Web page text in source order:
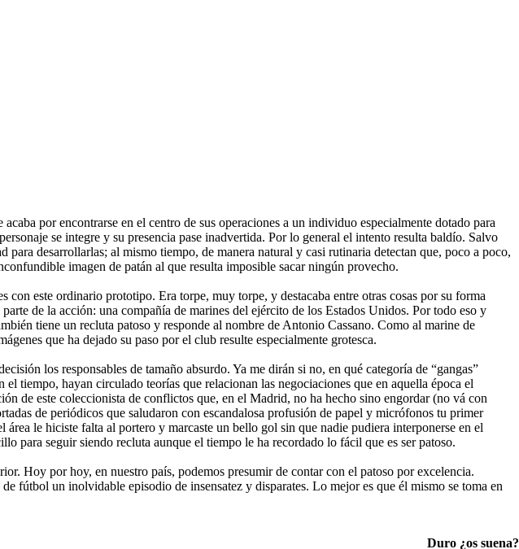
por encontrarse en el centro de sus operaciones a un individuo especialmente dotado para
se integre y su presencia pase inadvertida. Por lo general el intento resulta baldío. Salvo
para desarrollarlas; al mismo tiempo, de manera natural y casi rutinaria detectan que, poco a poco,
imagen de patán al que resulta imposible sacar ningún provecho.
este ordinario prototipo. Era torpe, muy torpe, y destacaba entre otras cosas por su forma
de la acción: una compañía de marines del ejército de los Estados Unidos. Por todo eso y
tiene un recluta patoso y responde al nombre de Antonio Cassano. Como al marine de
que ha dejado su paso por el club resulte especialmente grotesca.
los responsables de tamaño absurdo. Ya me dirán si no, en qué categoría de “gangas”
tiempo, hayan circulado teorías que relacionan las negociaciones que en aquella época el
de este coleccionista de conflictos que, en el Madrid, no ha hecho sino engordar (no vá con
de periódicos que saludaron con escandalosa profusión de papel y micrófonos tu primer
le hiciste falta al portero y marcaste un bello gol sin que nadie pudiera interponerse en el
para seguir siendo recluta aunque el tiempo le ha recordado lo fácil que es ser patoso.
Hoy por hoy, en nuestro país, podemos presumir de contar con el patoso por excelencia.
fútbol un inolvidable episodio de insensatez y disparates. Lo mejor es que él mismo se toma en
Duro ¿os suena?